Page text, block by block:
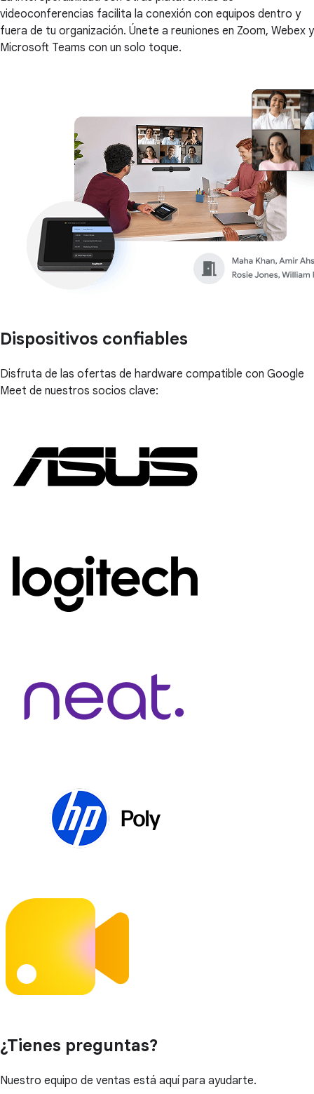
videoconferencias facilita la conexión con equipos dentro y
fuera de tu organización. Únete a reuniones en Zoom, Webex y
Microsoft Teams con un solo toque.
Dispositivos confiables
Disfruta de las ofertas de hardware compatible con Google
Meet de nuestros socios clave:
¿Tienes preguntas?
Nuestro equipo de ventas está aquí para ayudarte.